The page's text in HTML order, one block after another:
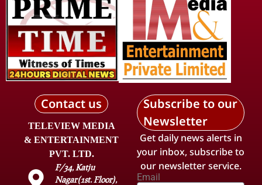
Contact us
TELEVIEW MEDIA
& ENTERTAINMENT
PVT. LTD.
F/34, Katju
Nagar(1st. Floor),
Subscribe to our
Newsletter
Get daily news alerts in
your inbox, subscribe to
our newsletter service.
Email